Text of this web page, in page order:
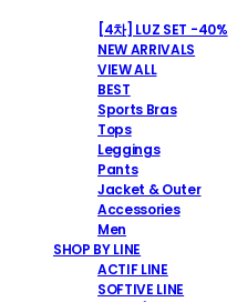
[4차] LUZ SET -40%
NEW ARRIVALS
VIEW ALL
BEST
Sports Bras
Tops
Leggings
Pants
Jacket & Outer
Accessories
Men
SHOP BY LINE
ACTIF LINE
SOFTIVE LINE